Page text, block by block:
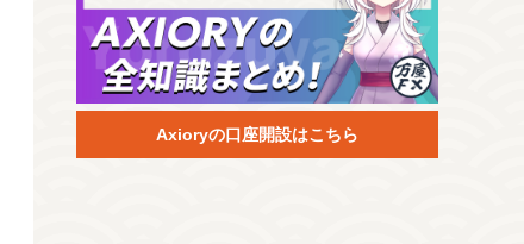
Axioryの口座開設はこちら